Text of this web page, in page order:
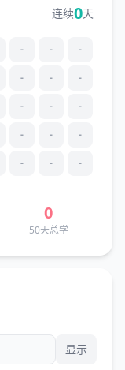
连续0天
- - -
- - -
- - -
- - -
- - -
0
50天总学
显示